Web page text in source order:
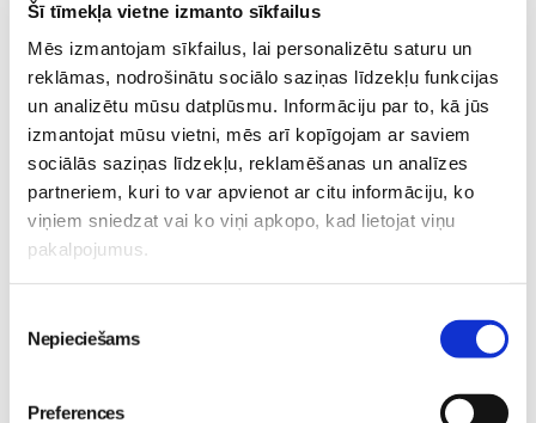
Šī tīmekļa vietne izmanto sīkfailus
Mēs izmantojam sīkfailus, lai personalizētu saturu un
reklāmas, nodrošinātu sociālo saziņas līdzekļu funkcijas
un analizētu mūsu datplūsmu. Informāciju par to, kā jūs
izmantojat mūsu vietni, mēs arī kopīgojam ar saviem
sociālās saziņas līdzekļu, reklamēšanas un analīzes
partneriem, kuri to var apvienot ar citu informāciju, ko
viņiem sniedzat vai ko viņi apkopo, kad lietojat viņu
pakalpojumus.
izvēle
Nepieciešams
Preferences
Lasi vēl
Piesaki savu bērnu BEZMAKSAS meistarklasei "Kas
manā kārbiņā" izstādē RIGA FOOD 2026!
Mazie pavāri mācīsies
izstādē “Riga Food 2026”!
ALFA MISIJA - vasaras